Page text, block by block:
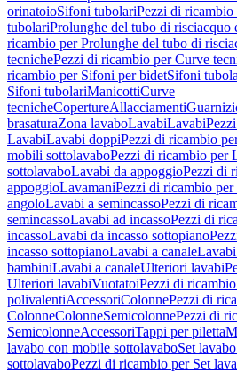
orinatoioSifoni tubolariPezzi di
tubolariProlunghe del tubo di risciacquo
ricambio per Prolunghe del tubo di
tecnichePezzi di ricambio per Curve
ricambio per Sifoni per bidetSifoni
Sifoni tubolariManicottiCurve
tecnicheCopertureAllacciamenti
brasaturaZona lavaboLavabiLavabi
LavabiLavabi doppiPezzi di ricambio
mobili sottolavaboPezzi di ricambio per
sottolavaboLavabi da appoggioPezzi di
appoggioLavamaniPezzi di ricambio per
angoloLavabi a semincassoPezzi di
semincassoLavabi ad incassoPezzi di
incassoLavabi da incasso sottopiano
incasso sottopianoLavabi a canale
bambiniLavabi a canaleUlteriori lavabi
Ulteriori lavabiVuotatoiPezzi di
polivalentiAccessoriColonnePezzi di
ColonneColonneSemicolonnePezzi di
SemicolonneAccessoriTappi per piletta
lavabo con mobile sottolavaboSet
sottolavaboPezzi di ricambio per Set